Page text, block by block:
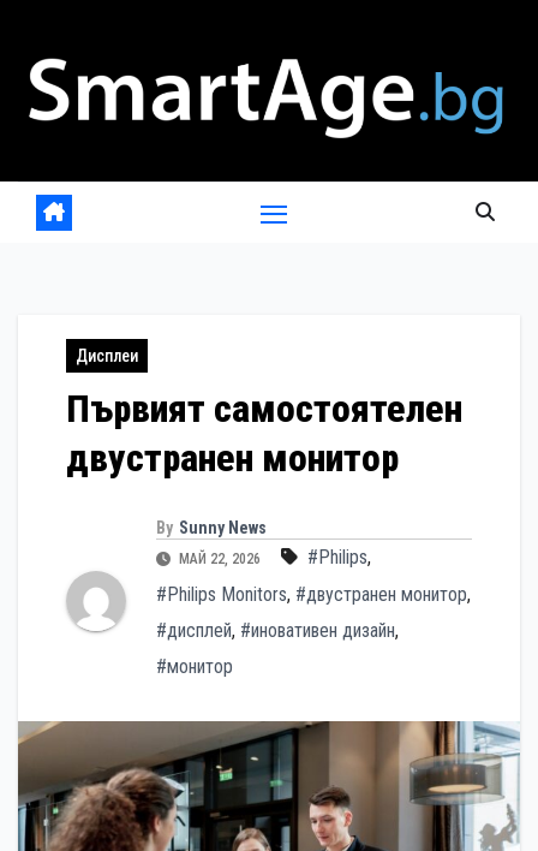
content
Дисплеи
Първият самостоятелен
двустранен монитор
By Sunny News
МАЙ 22, 2026 #Philips,
#Philips Monitors, #двустранен монитор,
#дисплей, #иновативен дизайн,
#монитор